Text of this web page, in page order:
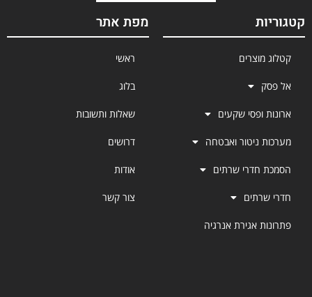
קטגוריות
קטלוג מוצרים
אל פסק
ארונות ופסי שקעים
מערכות ניטור ואבטחה
הסמכת חדרי שרתים
חדרי שרתים
פתרונות אגירת אנרגיה
מפת אתר
ראשי
בלוג
שאלות ותשובות
דרושים
אודות
צור קשר